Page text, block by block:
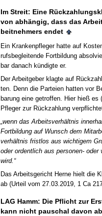
Im Streit: Ei­ne
von abhängig, dass das
beit­neh­mers en­det
Ein Kran­ken­pfle­ger hat­te auf
rufs­be­glei­ten­de Fort­bil­dung
bar da­nach kündig­te er.
Der Ar­beit­ge­ber klag­te auf
ten. Denn die Par­tei­en hat­ten vor
ba­rung ei­ne ge­trof­fen. Hier hieß
Pfle­ger zur Rück­zah­lung
„wenn das Ar­beits­verhält­nis
Fort­bil­dung auf Wunsch dem
verhält­nis frist­los aus wich­ti­gem
oder or­dent­lich aus per­so­nen-
wird.“
Das Ar­beits­ge­richt Her­ne hielt die
ab (Ur­teil vom 27.03.2019, 1 Ca
LAG Hamm: Die Pflicht zur
kann nicht pau­schal da­von